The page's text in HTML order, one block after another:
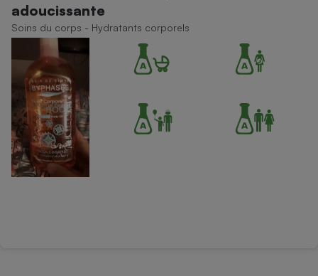
adoucissante
Soins du corps - Hydratants corporels